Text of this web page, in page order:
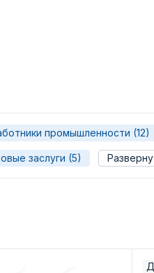
промышленности (12)
заслуги (5)